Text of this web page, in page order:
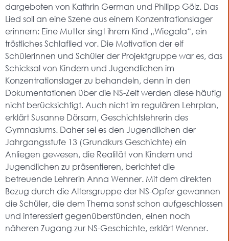
dargeboten von Kathrin German und Philipp Gölz. Das
Lied soll an eine Szene aus einem Konzentrationslager
erinnern: Eine Mutter singt ihrem Kind „Wiegala“, ein
tröstliches Schlaflied vor. Die Motivation der elf
Schülerinnen und Schüler der Projektgruppe war es, das
Schicksal von Kindern und Jugendlichen im
Konzentrationslager zu behandeln, denn in den
Dokumentationen über die NS-Zeit werden diese häufig
nicht berücksichtigt. Auch nicht im regulären Lehrplan,
erklärt Susanne Dörsam, Geschichtslehrerin des
Gymnasiums. Daher sei es den Jugendlichen der
Jahrgangsstufe 13 (Grundkurs Geschichte) ein
Anliegen gewesen, die Realität von Kindern und
Jugendlichen zu präsentieren, berichtet die
betreuende Lehrerin Anna Wenner. Mit dem direkten
Bezug durch die Altersgruppe der NS-Opfer gewannen
die Schüler, die dem Thema sonst schon aufgeschlossen
und interessiert gegenüberstünden, einen noch
näheren Zugang zur NS-Geschichte, erklärt Wenner.